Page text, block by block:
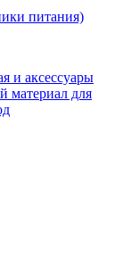
питания)
и аксессуары
материал для